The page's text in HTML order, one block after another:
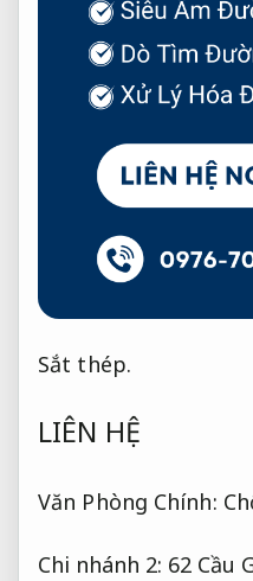
Sắt thép.
LIÊN HỆ
Văn Phòng Chính:
Chi nhánh 2: 62 Cầu